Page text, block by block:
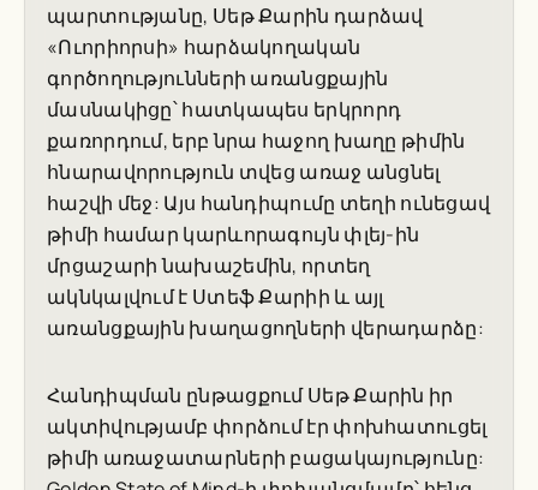
պարտությանը, Սեթ Քարին դարձավ
«Ուորիորսի» հարձակողական
գործողությունների առանցքային
մասնակիցը՝ հատկապես երկրորդ
քառորդում, երբ նրա հաջող խաղը թիմին
հնարավորություն տվեց առաջ անցնել
հաշվի մեջ: Այս հանդիպումը տեղի ունեցավ
թիմի համար կարևորագույն փլեյ-ին
մրցաշարի նախաշեմին, որտեղ
ակնկալվում է Ստեֆ Քարիի և այլ
առանցքային խաղացողների վերադարձը:
Հանդիպման ընթացքում Սեթ Քարին իր
ակտիվությամբ փորձում էր փոխհատուցել
թիմի առաջատարների բացակայությունը: